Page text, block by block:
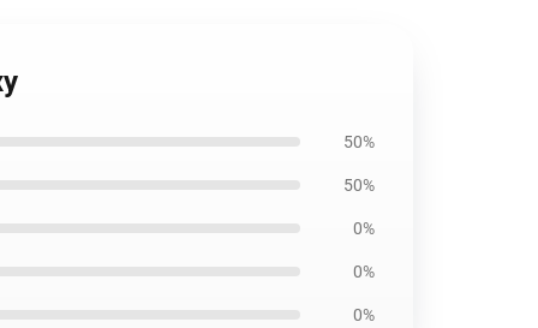
50%
50%
0%
0%
0%